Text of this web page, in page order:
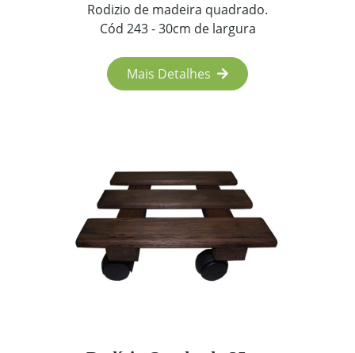
Rodizio de madeira quadrado.
Cód 243 - 30cm de largura
Mais Detalhes